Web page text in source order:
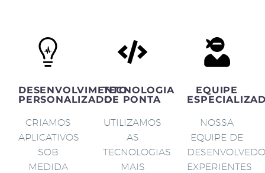
DESENVOLVIMENTO
PERSONALIZADO
CRIAMOS
APLICATIVOS
SOB
MEDIDA
TECNOLOGIA
DE PONTA
UTILIZAMOS
AS
TECNOLOGIAS
MAIS
EQUIPE
NOSSA
EQUIPE DE
EXPERIENTES